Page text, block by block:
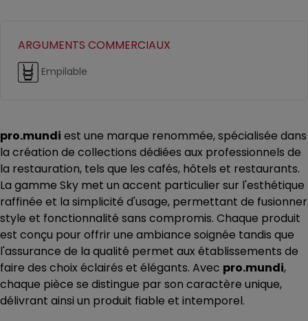
ARGUMENTS COMMERCIAUX
Empilable
pro.mundi est une marque renommée, spécialisée dans
la création de collections dédiées aux professionnels de
la restauration, tels que les cafés, hôtels et restaurants.
La gamme Sky met un accent particulier sur l'esthétique
raffinée et la simplicité d'usage, permettant de fusionner
style et fonctionnalité sans compromis. Chaque produit
est conçu pour offrir une ambiance soignée tandis que
l'assurance de la qualité permet aux établissements de
faire des choix éclairés et élégants. Avec pro.mundi,
chaque pièce se distingue par son caractère unique,
délivrant ainsi un produit fiable et intemporel.